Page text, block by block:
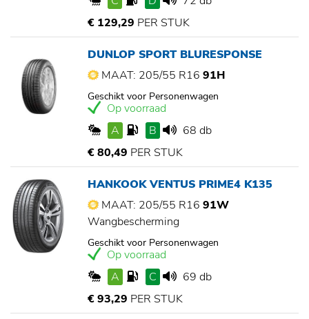
€ 129,29 PER STUK
DUNLOP SPORT BLURESPONSE
MAAT: 205/55 R16 91H
Geschikt voor Personenwagen
Op voorraad
A
B
68 db
€ 80,49 PER STUK
HANKOOK VENTUS PRIME4 K135
MAAT: 205/55 R16 91W
Wangbescherming
Geschikt voor Personenwagen
Op voorraad
A
C
69 db
€ 93,29 PER STUK